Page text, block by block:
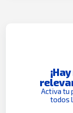
Activa tu
todos